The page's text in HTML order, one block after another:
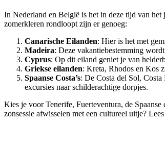
In Nederland en België is het in deze tijd van
zomerkleren rondloopt zijn er genoeg:
Canarische Eilanden: Hier is het met
Madeira: Deze vakantiebestemming
Cyprus: Op dit eiland geniet je van
Griekse eilanden: Kreta, Rhodos en Kos
Spaanse Costa’s: De Costa del Sol,
excursies naar schilderachtige dorpjes.
Kies je voor Tenerife, Fuerteventura, de
zonsessie afwisselen met een cultureel uitje?